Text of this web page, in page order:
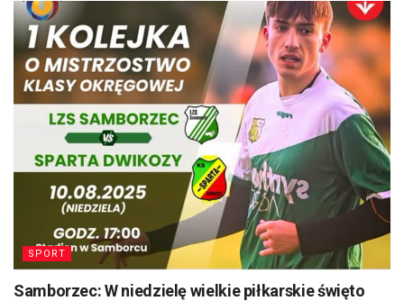
SPORT
Samborzec: W niedzielę wielkie piłkarskie święto